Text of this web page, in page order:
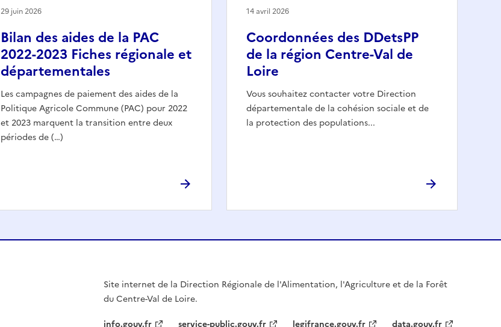
Bilan des aides de la PAC
2022-2023 Fiches régionale et
départementales
Les campagnes de paiement des aides de la
Politique Agricole Commune (PAC) pour 2022
et 2023 marquent la transition entre deux
périodes de (…)
29 juin 2026
Coordonnées des DDetsPP
de la région Centre-Val de
Loire
Vous souhaitez contacter votre Direction
départementale de la cohésion sociale et de
la protection des populations...
14 avril 2026
Site internet de la Direction Régionale de l'Alimentation, l'Agriculture et de la Forêt
du Centre-Val de Loire.
info.gouv.fr
service-public.gouv.fr legifrance.gouv.fr data.gouv.fr